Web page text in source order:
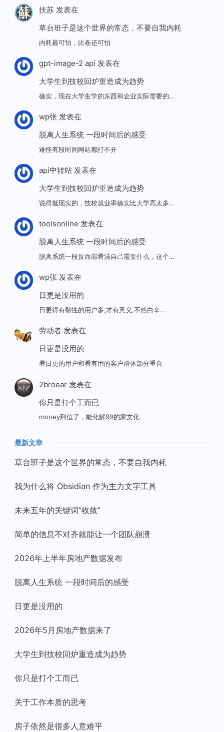
扶苏发表在
草台班子是这个世界的常态，不要自我内耗
内耗最可怕，比卷还可怕
gpt-image-2 api 发表在
大学生到技校回炉重造成为趋势
确实，现在大学生学的东西和企业实际需要的…
wp张发表在
脱离人生系统 一段时间后的感受
难怪有段时间网站都打不开
api中转站发表在
大学生到技校回炉重造成为趋势
说得挺现实的，技校就业率确实比大学高太多…
toolsonline 发表在
脱离人生系统 一段时间后的感受
脱离系统一段反而能看清自己需要什么，这个…
wp张发表在
日更是没用的
日更得有黏性的用户多,才有意义,不然白辛…
劳动者发表在
日更是没用的
看日更的用户和看有用的客户群体部分重合
2broear发表在
你只是打个工而已
money到位了，能化解99的家文化
最新文章
草台班子是这个世界的常态，不要自我内耗
我为什么将 Obsidian 作为主力文字工具
未来五年的关键词“收敛”
简单的信息不对齐就能让一个团队崩溃
2026年上半年房地产数据发布
脱离人生系统 一段时间后的感受
日更是没用的
2026年5月房地产数据来了
大学生到技校回炉重造成为趋势
你只是打个工而已
关于工作本质的思考
房子依然是很多人意难平